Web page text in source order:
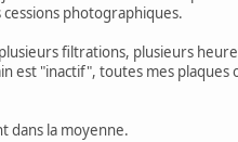
photographiques.
filtrations, plusieurs
est "inactif", toutes mes
dans la moyenne.